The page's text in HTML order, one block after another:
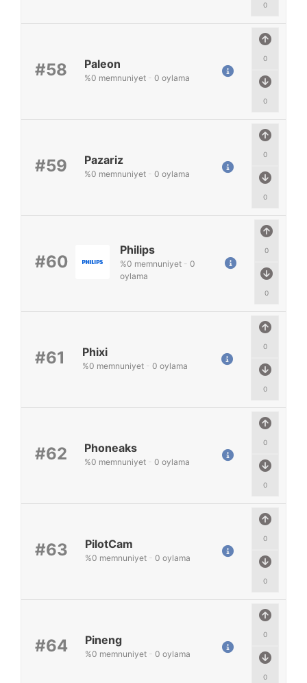
0
#58
0
0
Paleon
%0 memnuniyet - 0 oylama
#59
0
0
Pazariz
%0 memnuniyet - 0 oylama
#60
0
0
Philips
%0 memnuniyet - 0
oylama
#61
0
0
Phixi
%0 memnuniyet - 0 oylama
#62
0
0
Phoneaks
%0 memnuniyet - 0 oylama
#63
0
0
PilotCam
%0 memnuniyet - 0 oylama
#64
0
0
Pineng
%0 memnuniyet - 0 oylama